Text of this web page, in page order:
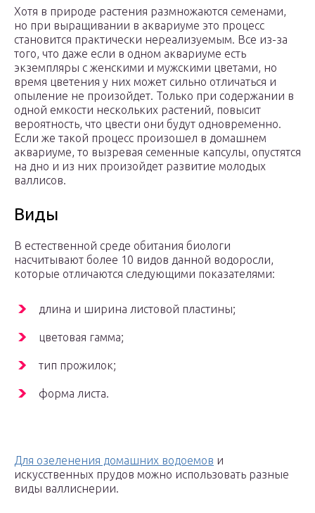
Хотя в природе растения размножаются семенами,
но при выращивании в аквариуме это процесс
становится практически нереализуемым. Все из-за
того, что даже если в одном аквариуме есть
экземпляры с женскими и мужскими цветами, но
время цветения у них может сильно отличаться и
опыление не произойдет. Только при содержании в
одной емкости нескольких растений, повысит
вероятность, что цвести они будут одновременно.
Если же такой процесс произошел в домашнем
аквариуме, то вызревая семенные капсулы, опустятся
на дно и из них произойдет развитие молодых
валлисов.
Виды
В естественной среде обитания биологи
насчитывают более 10 видов данной водоросли,
которые отличаются следующими показателями:
длина и ширина листовой пластины;
цветовая гамма;
тип прожилок;
форма листа.
Для озеленения домашних водоемов и
искусственных прудов можно использовать разные
виды валлиснерии.